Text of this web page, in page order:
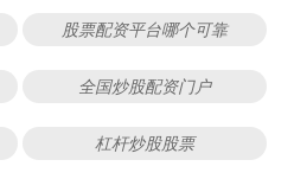
股票配资平台哪个可靠
全国炒股配资门户
杠杆炒股股票